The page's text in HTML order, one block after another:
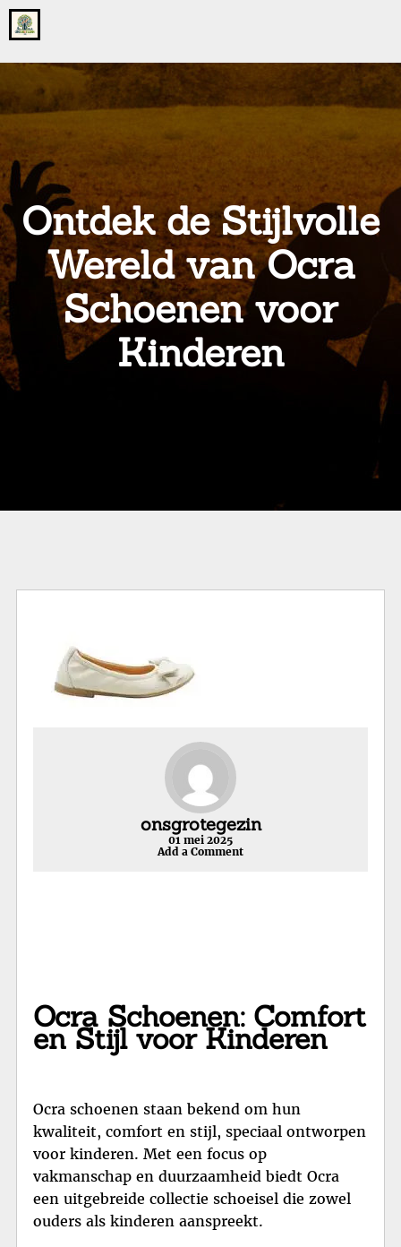
Go
to
home
onsgrotegezin.nl
Ontdek de Stijlvolle
Wereld van Ocra
Schoenen voor
Kinderen
onsgrotegezin
01 mei 2025
Add a Comment
Ocra Schoenen: Comfort
en Stijl voor Kinderen
Ocra schoenen staan bekend om hun
kwaliteit, comfort en stijl, speciaal ontworpen
voor kinderen. Met een focus op
vakmanschap en duurzaamheid biedt Ocra
een uitgebreide collectie schoeisel die zowel
ouders als kinderen aanspreekt.